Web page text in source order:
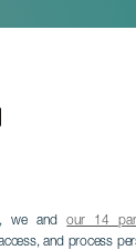
we andour 14
and process